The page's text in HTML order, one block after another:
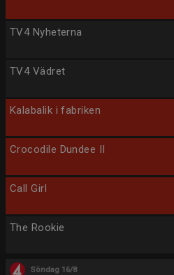
TV4 Nyheterna
TV4 Vädret
Kalabalik i fabriken
Crocodile Dundee II
Call Girl
The Rookie
Söndag 16/8